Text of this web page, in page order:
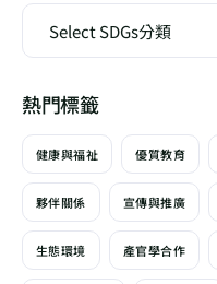
熱門標籤
健康與福祉 優質教育
夥伴關係 宣傳與推廣
生態環境 產官學合作